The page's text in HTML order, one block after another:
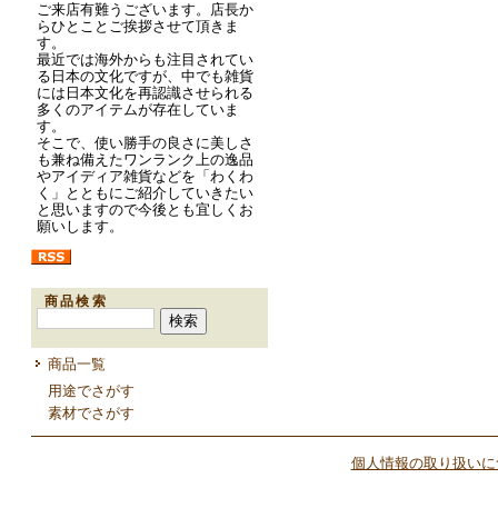
ご来店有難うございます。店長か
らひとことご挨拶させて頂きま
す。
最近では海外からも注目されてい
る日本の文化ですが、中でも雑貨
には日本文化を再認識させられる
多くのアイテムが存在していま
す。
そこで、使い勝手の良さに美しさ
も兼ね備えたワンランク上の逸品
やアイディア雑貨などを「わくわ
く」とともにご紹介していきたい
と思いますので今後とも宜しくお
願いします。
商品検索
商品一覧
用途でさがす
素材でさがす
個人情報の取り扱い